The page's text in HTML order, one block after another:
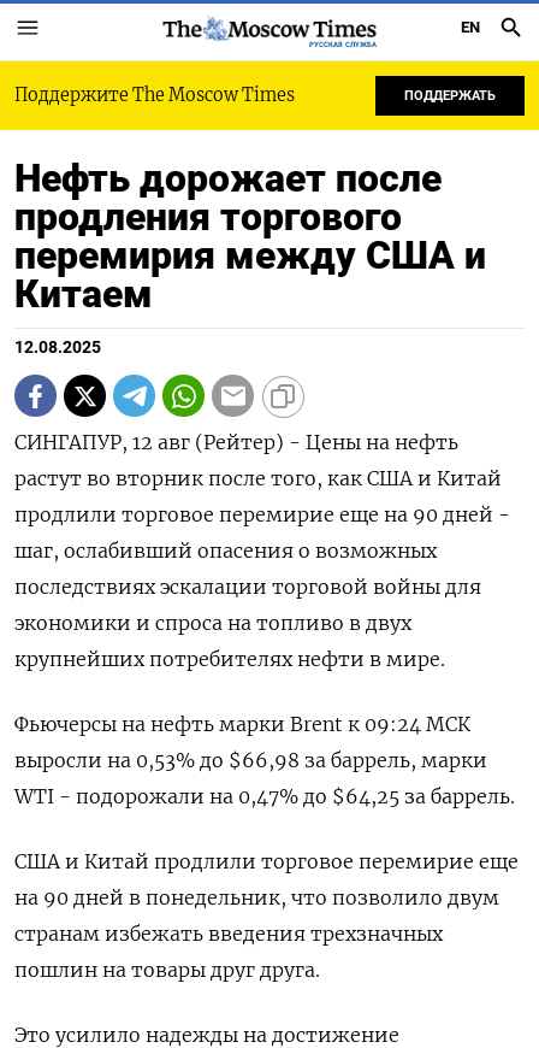
РУССКАЯ СЛУЖБА
EN
Поддержите The Moscow Times ПОДДЕРЖАТЬ
Нефть дорожает после
продления торгового
перемирия между США и
Китаем
12.08.2025
СИНГАПУР, 12 авг (Рейтер) - Цены на нефть
растут во вторник после того, как США и Китай
продлили торговое перемирие еще на 90 дней -
шаг, ослабивший опасения о возможных
последствиях эскалации торговой войны для
экономики и спроса на топливо в двух
крупнейших потребителях нефти в мире.
Фьючерсы на нефть марки Brent к 09:24 МСК
выросли на 0,53% до $66,98 за баррель, марки
WTI - подорожали на 0,47% до $64,25 за баррель.
США и Китай продлили торговое перемирие еще
на 90 дней в понедельник, что позволило двум
странам избежать введения трехзначных
пошлин на товары друг друга.
Это усилило надежды на достижение